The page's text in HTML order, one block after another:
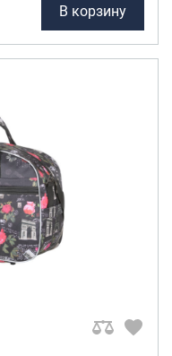
В корзину